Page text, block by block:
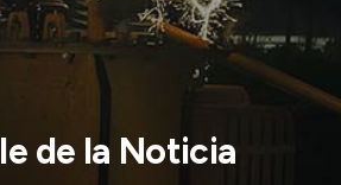
de la Noticia